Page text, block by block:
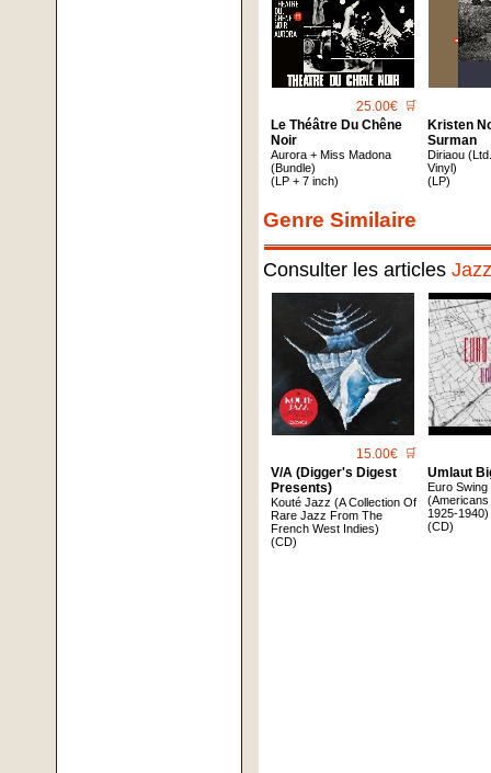
25.00€ 🛒
Le Théâtre Du Chêne
Noir
Aurora + Miss Madona
(Bundle)
(LP + 7 inch)
Kristen
Surman
Diriaou
Vinyl)
(LP)
Genre Similaire
Consulter les articles
15.00€ 🛒
V/A (Digger's Digest
Presents)
Kouté Jazz (A Collection Of
Rare Jazz From The
French West Indies)
(CD)
Umlaut
Euro Swing
1925-1940)
(CD)